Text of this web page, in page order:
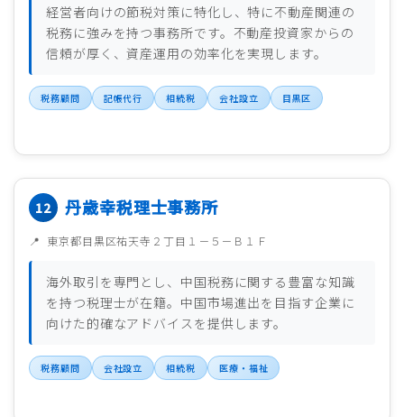
経営者向けの節税対策に特化し、特に不動産関連の
税務に強みを持つ事務所です。不動産投資家からの
信頼が厚く、資産運用の効率化を実現します。
税務顧問 記帳代行 相続税 会社設立 目黒区
丹歳幸税理士事務所
東京都目黒区祐天寺２丁目１－５－Ｂ１Ｆ
海外取引を専門とし、中国税務に関する豊富な知識
を持つ税理士が在籍。中国市場進出を目指す企業に
向けた的確なアドバイスを提供します。
税務顧問 会社設立 相続税 医療・福祉